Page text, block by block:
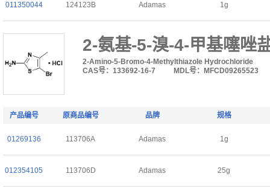
011350044 124123B Adamas 1g
2-氨基-5-溴-4-甲基噻唑
2-Amino-5-Bromo-4-Methylthiazole Hydrochloride
CAS号：133692-16-7
MDL号：MFCD09265523
产品编号 原商品编号 品牌 规格
01269136 113706A Adamas 1g
012354105 113706D Adamas 25g